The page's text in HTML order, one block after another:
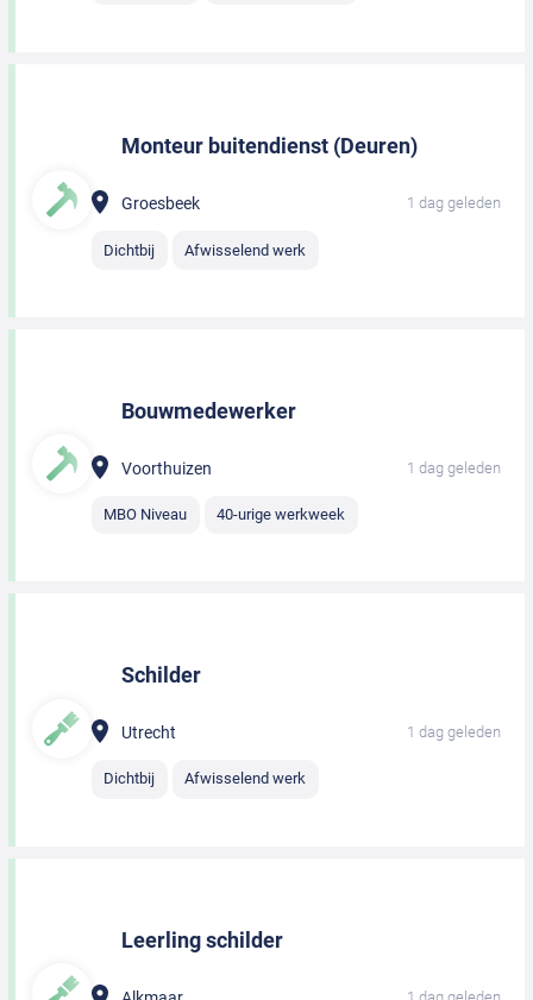
Monteur buitendienst (Deuren)
Groesbeek 1 dag geleden
Dichtbij Afwisselend werk
Bouwmedewerker
Voorthuizen 1 dag geleden
MBO Niveau 40-urige werkweek
Schilder
Utrecht 1 dag geleden
Dichtbij Afwisselend werk
Leerling schilder
1 dag geleden